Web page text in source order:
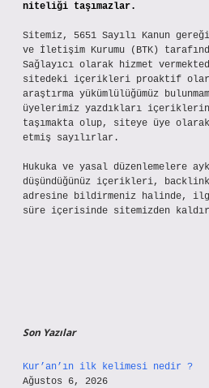
niteliği taşımazlar.
Sitemiz, 5651 Sayılı Kanun
ve İletişim Kurumu (BTK)
Sağlayıcı olarak hizmet
sitedeki içerikleri proaktif
araştırma yükümlülüğümüz
üyelerimiz yazdıkları içeriklerin
taşımakta olup, siteye üye
etmiş sayılırlar.
Hukuka ve yasal düzenlemelere
düşündüğünüz içerikleri,
adresine bildirmeniz halinde,
süre içerisinde sitemizden
Son Yazılar
Kur’an’ın ilk kelimesi nedir ?
Ağustos 6, 2026